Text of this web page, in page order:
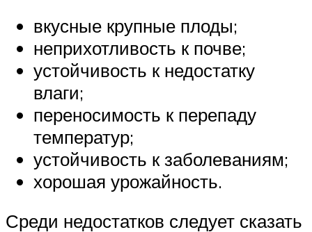
вкусные крупные плоды;
неприхотливость к почве;
устойчивость к недостатку
влаги;
переносимость к перепаду
температур;
устойчивость к заболеваниям;
хорошая урожайность.
Среди недостатков следует сказать